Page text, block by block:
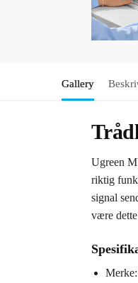
Gallery
Ugreen
riktig
signal
være